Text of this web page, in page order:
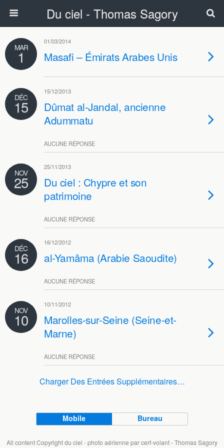
Du ciel - Thomas Sagory
MAR
1
01/03/2014
Masafi – Émirats Arabes Unis
DÉC
15
15/12/2013
Dûmat al-Jandal, ancienne
Adummatu
AUCUNE RÉPONSE
NOV
25
25/11/2013
Du ciel : Chypre et son
patrimoine
AUCUNE RÉPONSE
DÉC
16
16/12/2012
al-Yamâma (Arabie Saoudite)
AUCUNE RÉPONSE
NOV
10
10/11/2012
Marolles-sur-Seine (Seine-et-
Marne)
AUCUNE RÉPONSE
Charger Des Entrées Supplémentaires…
Mobile Bureau
All content Copyright du ciel - photo aérienne par cerf-volant - Thomas Sagory